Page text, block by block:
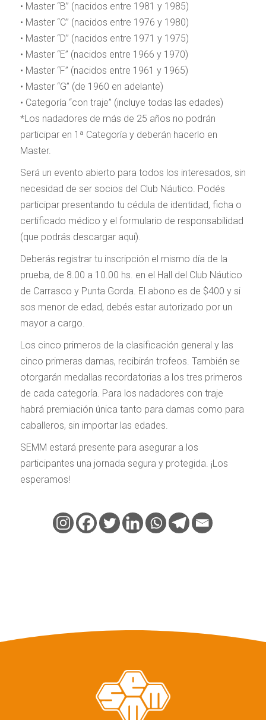
• Master “B” (nacidos entre 1981 y 1985)
• Master “C” (nacidos entre 1976 y 1980)
• Master “D” (nacidos entre 1971 y 1975)
• Master “E” (nacidos entre 1966 y 1970)
• Master “F” (nacidos entre 1961 y 1965)
• Master “G” (de 1960 en adelante)
• Categoría “con traje” (incluye todas las edades)
*Los nadadores de más de 25 años no podrán
participar en 1ª Categoría y deberán hacerlo en
Master.
Será un evento abierto para todos los interesados, sin
necesidad de ser socios del Club Náutico. Podés
participar presentando tu cédula de identidad, ficha o
certificado médico y el formulario de responsabilidad
(que podrás descargar aquí).
Deberás registrar tu inscripción el mismo día de la
prueba, de 8.00 a 10.00 hs. en el Hall del Club Náutico
de Carrasco y Punta Gorda. El abono es de $400 y si
sos menor de edad, debés estar autorizado por un
mayor a cargo.
Los cinco primeros de la clasificación general y las
cinco primeras damas, recibirán trofeos. También se
otorgarán medallas recordatorias a los tres primeros
de cada categoría. Para los nadadores con traje
habrá premiación única tanto para damas como para
caballeros, sin importar las edades.
SEMM estará presente para asegurar a los
participantes una jornada segura y protegida. ¡Los
esperamos!